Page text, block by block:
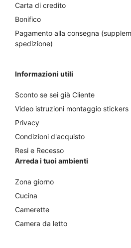
Carta di credito
Bonifico
Pagamento alla consegna
spedizione)
Informazioni utili
Sconto se sei già Cliente
Video istruzioni montaggio stickers
Privacy
Condizioni d'acquisto
Resi e Recesso
Arreda i tuoi ambienti
Zona giorno
Cucina
Camerette
Camera da letto